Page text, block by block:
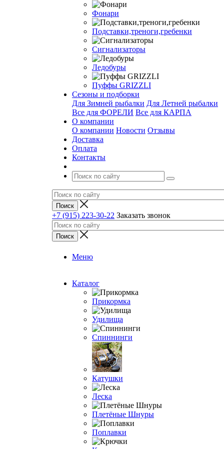
Фонари
Подставки,треноги,гребенки
Сигнализаторы
Ледобуры
Пуффы GRIZZLI
Сезоны и подборки
Для Зимней рыбалки Для Летней рыбалки
Все для ФОРЕЛИ Все для КАРПА
О компании
О компании Новости Отзывы
Доставка
Оплата
Контакты
+7 (915) 223-30-22 Заказать звонок
Меню
Каталог
Прикормка
Удилища
Спиннинги
Катушки
Леска
Плетёные Шнуры
Поплавки